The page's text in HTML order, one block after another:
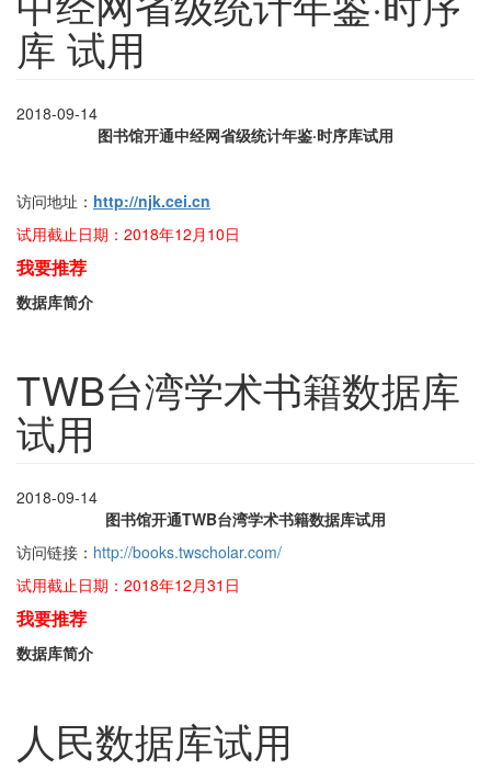
库 试用
2018-09-14
图书馆开通中经网省级统计年鉴·时序库试用
访问地址： http://njk.cei.cn
试用截止日期：2018年12月10日
我要推荐
数据库简介
TWB台湾学术书籍数据库
试用
2018-09-14
图书馆开通TWB台湾学术书籍数据库试用
访问链接： http://books.twscholar.com/
试用截止日期：2018年12月31日
我要推荐
数据库简介
人民数据库试用